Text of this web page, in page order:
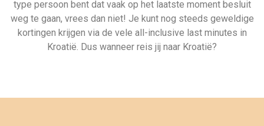
Uiteraard géén boekingskosten
Zekerheid van ANVR en SGR
Zeven dagen per week geopend